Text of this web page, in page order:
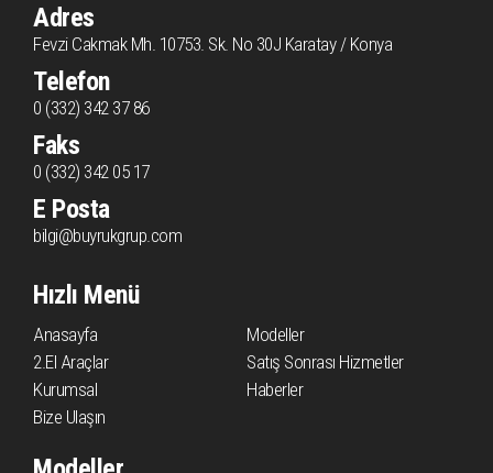
Adres
Fevzi Cakmak Mh. 10753. Sk. No 30J Karatay / Konya
Telefon
0 (332) 342 37 86
Faks
0 (332) 342 05 17
E Posta
bilgi@buyrukgrup.com
Hızlı Menü
Anasayfa
Modeller
2.El Araçlar
Satış Sonrası Hizmetler
Kurumsal
Haberler
Bize Ulaşın